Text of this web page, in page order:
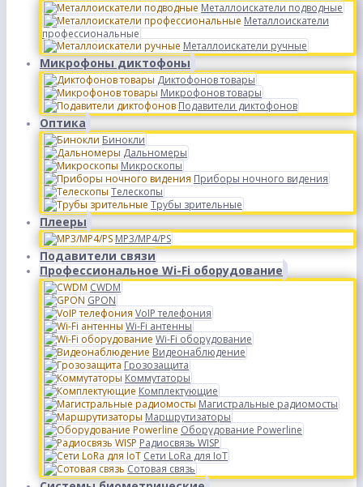
Металлоискатели подводные
Металлоискатели
профессиональные
Металлоискатели ручные
Микрофоны диктофоны
Диктофонов товары
Микрофонов товары
Подавители диктофонов
Оптика
Бинокли
Дальномеры
Микроскопы
Приборы ночного видения
Телескопы
Трубы зрительные
Плееры
MP3/MP4/PS
Подавители связи
Профессиональное Wi-Fi оборудование
CWDM
GPON
VoIP телефония
Wi-Fi антенны
Wi-Fi оборудование
Видеонаблюдение
Грозозащита
Коммутаторы
Комплектующие
Магистральные радиомосты
Маршрутизаторы
Оборудование Powerline
Радиосвязь WISP
Сети LoRa для IoT
Сотовая связь